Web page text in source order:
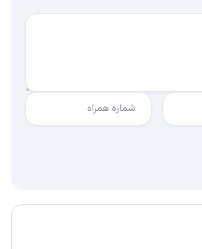
شماره همراه